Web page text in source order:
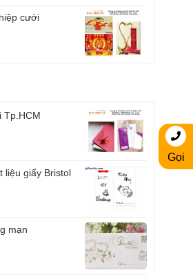
cưới
Tp.HCM
liệu giấy Bristol
mạn
Gọi